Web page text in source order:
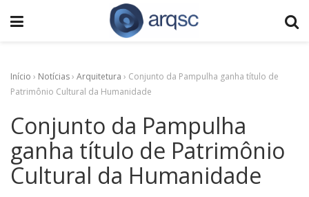
Início › Notícias› Arquitetura › Conjunto da Pampulha ganha título de
Patrimônio Cultural da Humanidade
Conjunto da Pampulha
ganha título de Patrimônio
Cultural da Humanidade